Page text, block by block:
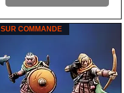
SUR COMMANDE